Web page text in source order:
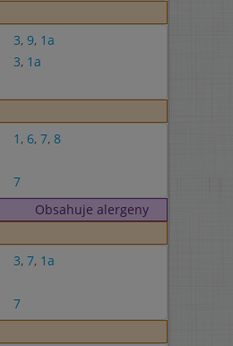
3, 9, 1a
3, 1a
1 , 6, 7, 8
7
Obsahuje alergeny
3, 7, 1a
7